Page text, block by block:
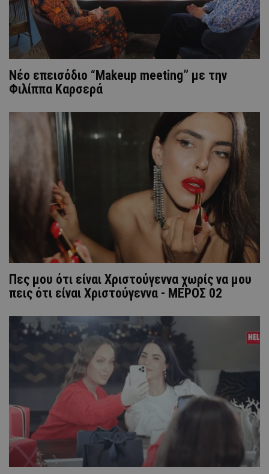
Νέο επεισόδιο “Makeup meeting” με την
Φιλίππα Καρσερά
Πες μου ότι είναι Χριστούγεννα χωρίς να μου
πεις ότι είναι Χριστούγεννα - ΜΕΡΟΣ 02